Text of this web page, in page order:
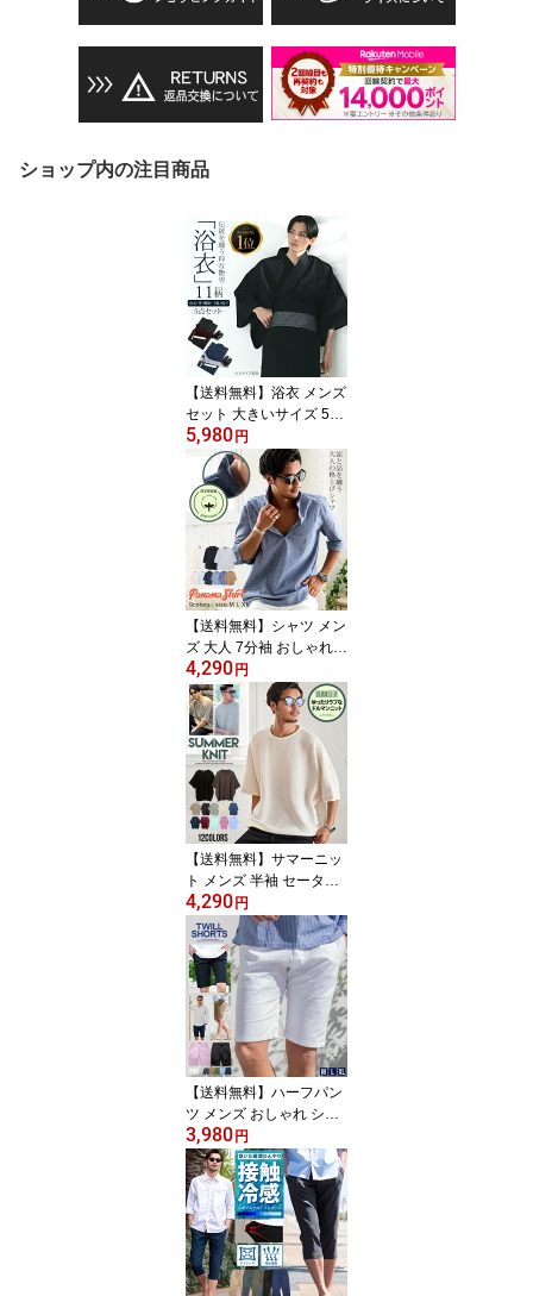
ショップ内の注目商品
【送料無料】浴衣 メンズ
セット 大きいサイズ 5点
セット 浴衣セット 2026
ワンタッチ帯 作り帯 下
駄 扇子 腰紐 ギフト 男性
M L XL 無地 レトロ ゆか
た 紳士 涼しい 清涼 花火
大会 夏祭り 祭 イベント
ストライプ 無地 モダン
黒 紺 ブラック ネイビー
夏 プレゼント 父の日
5,980 円
【送料無料】シャツ メン
ズ 大人 7分袖 おしゃれ
パナマシャツ カジュアル
シャツ カプリシャツ 七
分袖 7分袖 七分丈 7分丈
無地 シンプル ストライ
プ パナマ 白 白シャツ 黒
プルオーバー CavariA 20
代 30代 40代 50代 服 大
人 男 男性 父の日 春 夏
春服 夏服 ファッション
4,290 円
【送料無料】サマーニッ
ト メンズ 半袖 セーター
Tシャツ 半袖Tシャツ お
しゃれ 大人 ニット 12G
大きいサイズ ミラノリブ
半袖ニット ドルマンスリ
ーブ ドルマンニット 無
地 シンプル 父の日 Cava
riA 20代 30代 40代 50代
ユニセックス 男性 男 服
春 夏 春夏 ファッション
4,290 円
【送料無料】ハーフパン
ツ メンズ おしゃれ ショ
ートパンツ 短パン ショ
ーツ チノパン シンプル
無地 ツイルショーツ 白
黒 膝上 ひざ上 細身 大人
ツイル パンツ シンプル
ゴルフ プレゼント VICCI
服 父の日 20代 30代 40
代 50代 ちょいワル 夏 春
3,980 円